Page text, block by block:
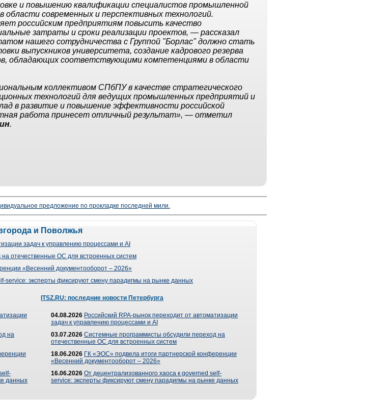
и повышению квалификации специалистов промышленной
области современных и перспективных технологий.
российским предприятиям повысить качество
затраты и сроки реализации проектов, — рассказал
нашего сотрудничества с Группой "Борлас" должно стать
выпускников университета, создание кадрового резерва
обладающих соответствующими компетенциями в области
коллективом СПбПУ в качестве стратегического
технологий для ведущих промышленных предприятий и
в развитие и повышение эффективности российской
работа принесет отличный результат», — отметил
.
предложение по прокладке последней мили.
и Поволжья
задач к управлению процессами и AI
отечественные ОС для встроенных систем
«Весенний документооборот – 2026»
service: эксперты фиксируют смену парадигмы на рынке данных
на
данных
ITSZ.RU: последние новости Петербурга
04.08.2026 Российский RPA-рынок переходит от автоматизации
задач к управлению процессами и AI
03.07.2026 Системные программисты обсудили переход на
отечественные ОС для встроенных систем
18.06.2026 ГК «ЭОС» подвела итоги партнерской конференции
«Весенний документооборот – 2026»
16.06.2026 От децентрализованного хаоса к governed self-
service: эксперты фиксируют смену парадигмы на рынке данных